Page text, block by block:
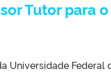
Tutor para
Universidade